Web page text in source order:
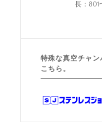
長：801
特殊な真空チャ
こちら。